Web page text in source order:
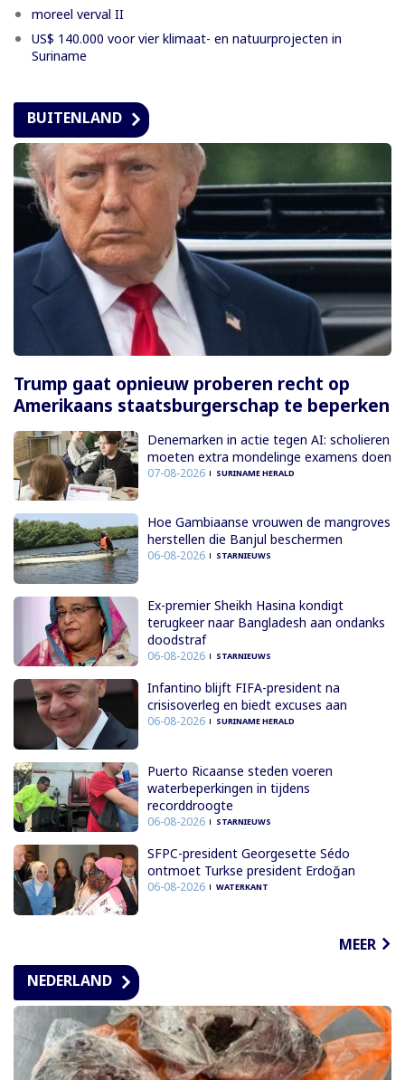
moreel verval II
US$ 140.000 voor vier klimaat- en natuurprojecten in
Suriname
BUITENLAND
Trump gaat opnieuw proberen recht op
Amerikaans staatsburgerschap te beperken
Denemarken in actie tegen AI: scholieren
moeten extra mondelinge examens doen
07-08-2026 SURINAME HERALD
Hoe Gambiaanse vrouwen de mangroves
herstellen die Banjul beschermen
06-08-2026 STARNIEUWS
Ex-premier Sheikh Hasina kondigt
terugkeer naar Bangladesh aan ondanks
doodstraf
06-08-2026 STARNIEUWS
Infantino blijft FIFA-president na
crisisoverleg en biedt excuses aan
06-08-2026 SURINAME HERALD
Puerto Ricaanse steden voeren
waterbeperkingen in tijdens
recorddroogte
06-08-2026 STARNIEUWS
SFPC-president Georgesette Sédo
ontmoet Turkse president Erdoğan
06-08-2026 WATERKANT
MEER
NEDERLAND